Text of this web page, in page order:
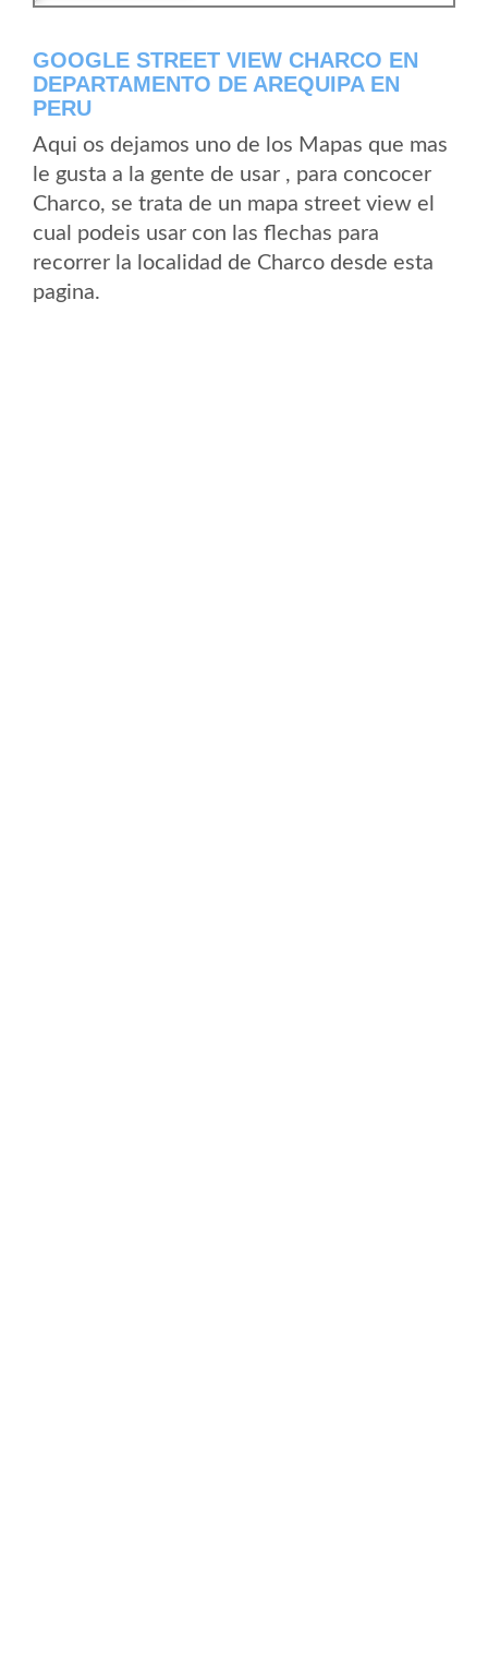
GOOGLE STREET VIEW CHARCO EN
DEPARTAMENTO DE AREQUIPA EN
PERU
Aqui os dejamos uno de los Mapas que mas
le gusta a la gente de usar , para concocer
Charco, se trata de un mapa street view el
cual podeis usar con las flechas para
recorrer la localidad de Charco desde esta
pagina.